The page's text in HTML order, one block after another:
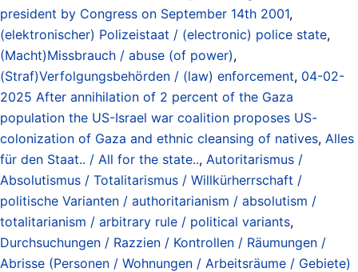
president by Congress on September 14th 2001,
(elektronischer) Polizeistaat / (electronic) police state,
(Macht)Missbrauch / abuse (of power),
(Straf)Verfolgungsbehörden / (law) enforcement, 04-02-
2025 After annihilation of 2 percent of the Gaza
population the US-Israel war coalition proposes US-
colonization of Gaza and ethnic cleansing of natives, Alles
für den Staat.. / All for the state.., Autoritarismus /
Absolutismus / Totalitarismus / Willkürherrschaft /
politische Varianten / authoritarianism / absolutism /
totalitarianism / arbitrary rule / political variants,
Durchsuchungen / Razzien / Kontrollen / Räumungen /
Abrisse (Personen / Wohnungen / Arbeitsräume / Gebiete)